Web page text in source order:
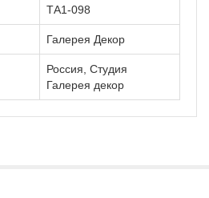
ТА1-098
Галерея Декор
Россия, Студия
Галерея декор